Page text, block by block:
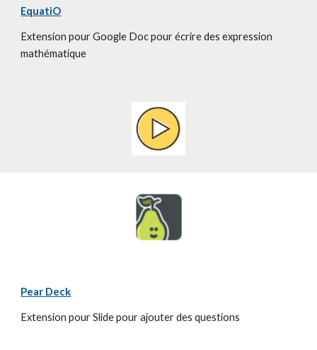
EquatiO
Extension pour Google Doc pour écrire des expression
mathématique
Pear Deck
Extension pour Slide pour ajouter des questions